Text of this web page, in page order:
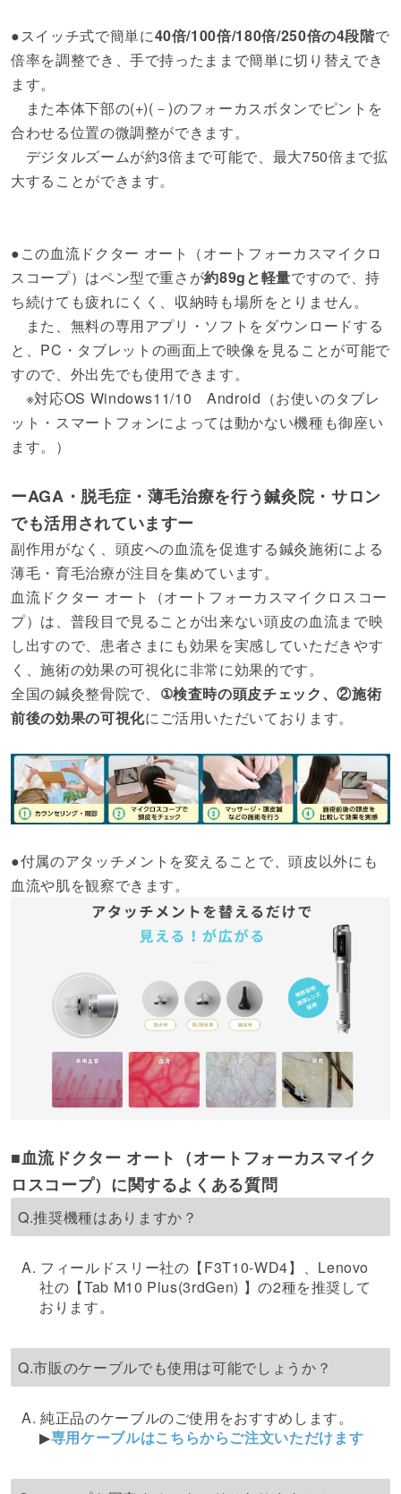
●スイッチ式で簡単に40倍/100倍/180倍/250倍の4段階で
倍率を調整でき、手で持ったままで簡単に切り替えでき
ます。
また本体下部の(+)(－)のフォーカスボタンでピントを
合わせる位置の微調整ができます。
デジタルズームが約3倍まで可能で、最大750倍まで拡
大することができます。
●この血流ドクター オート（オートフォーカスマイクロ
スコープ）はペン型で重さが約89gと軽量ですので、持
ち続けても疲れにくく、収納時も場所をとりません。
また、無料の専用アプリ・ソフトをダウンロードする
と、PC・タブレットの画面上で映像を見ることが可能で
すので、外出先でも使用できます。
※対応OS Windows11/10 Android（お使いのタブレ
ット・スマートフォンによっては動かない機種も御座い
ます。）
ーAGA・脱毛症・薄毛治療を行う鍼灸院・サロン
でも活用されていますー
副作用がなく、頭皮への血流を促進する鍼灸施術による
薄毛・育毛治療が注目を集めています。
血流ドクター オート（オートフォーカスマイクロスコー
プ）は、普段目で見ることが出来ない頭皮の血流まで映
し出すので、患者さまにも効果を実感していただきやす
く、施術の効果の可視化に非常に効果的です。
全国の鍼灸整骨院で、 ①検査時の頭皮チェック、②施術
前後の効果の可視化にご活用いただいております。
●付属のアタッチメントを変えることで、頭皮以外にも
血流や肌を観察できます。
■血流ドクター オート（オートフォーカスマイク
ロスコープ）に関するよくある質問
Q.推奨機種はありますか？
A. フィールドスリー社の【F3T10-WD4】、Lenovo
社の【Tab M10 Plus(3rdGen) 】の2種を推奨して
おります。
Q.市販のケーブルでも使用は可能でしょうか？
A. 純正品のケーブルのご使用をおすすめします。
▶専用ケーブルはこちらからご注文いただけます